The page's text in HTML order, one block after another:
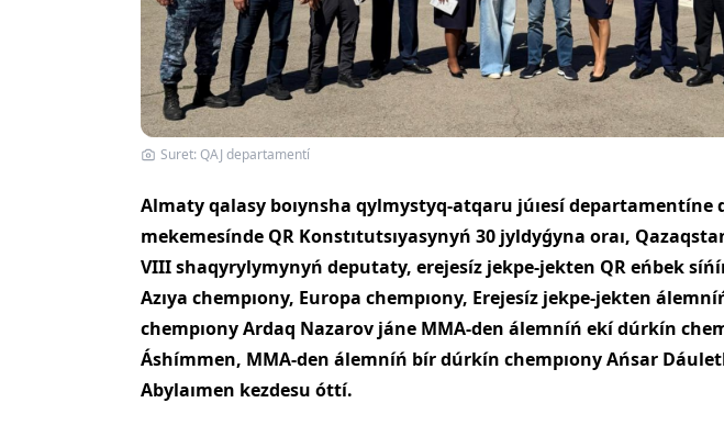
Suret: QAJ departamentí
Almaty qalasy boıynsha qylmystyq-atqaru júıesí departamentíne
mekemesínde QR Konstıtutsıyasynyń 30 jyldyǵyna oraı,
VIII shaqyrylymynyń deputaty, erejesíz jekpe-jekten QR eńbek
Azıya chempıony, Europa chempıony, Erejesíz jekpe-jekten
chempıony Ardaq Nazarov jáne MMA-den álemníń ekí dúrkín
Áshímmen, MMA-den álemníń bír dúrkín chempıony Ańsar
Abylaımen kezdesu óttí.